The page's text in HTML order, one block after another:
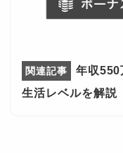
年収550
生活レベルを解説